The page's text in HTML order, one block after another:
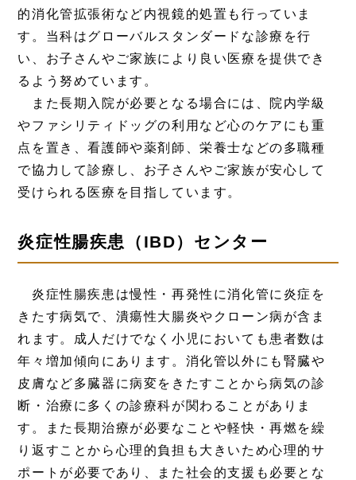
的消化管拡張術など内視鏡的処置も行っていま
す。当科はグローバルスタンダードな診療を行
い、お子さんやご家族により良い医療を提供でき
るよう努めています。
また長期入院が必要となる場合には、院内学級
やファシリティドッグの利用など心のケアにも重
点を置き、看護師や薬剤師、栄養士などの多職種
で協力して診療し、お子さんやご家族が安心して
受けられる医療を目指しています。
炎症性腸疾患（IBD）センター
炎症性腸疾患は慢性・再発性に消化管に炎症を
きたす病気で、潰瘍性大腸炎やクローン病が含ま
れます。成人だけでなく小児においても患者数は
年々増加傾向にあります。消化管以外にも腎臓や
皮膚など多臓器に病変をきたすことから病気の診
断・治療に多くの診療科が関わることがありま
す。また長期治療が必要なことや軽快・再燃を繰
り返すことから心理的負担も大きいため心理的サ
ポートが必要であり、また社会的支援も必要とな